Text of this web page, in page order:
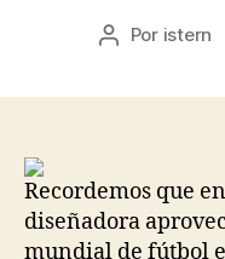
Autor
Por istern
Recordemos que
diseñadora
mundial de fútbol